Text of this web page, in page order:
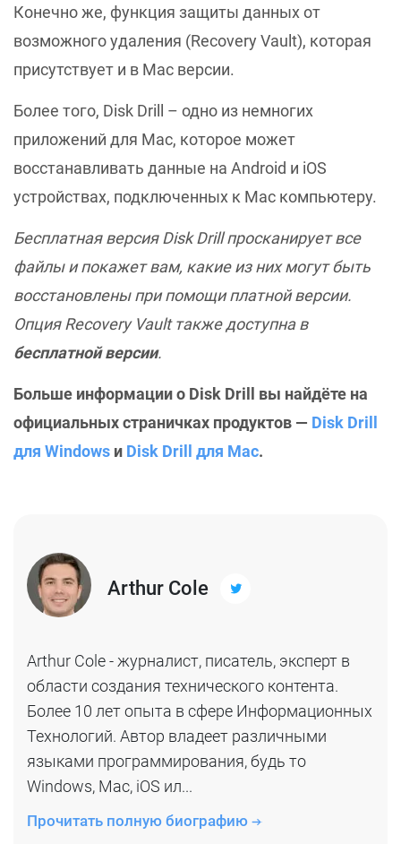
Конечно же, функция защиты данных от
возможного удаления (Recovery Vault), которая
присутствует и в Mac версии.
Более того, Disk Drill – одно из немногих
приложений для Mac, которое может
восстанавливать данные на Android и iOS
устройствах, подключенных к Mac компьютеру.
Бесплатная версия Disk Drill просканирует все
файлы и покажет вам, какие из них могут быть
восстановлены при помощи платной версии.
Опция Recovery Vault также доступна в
бесплатной версии.
Больше информации о Disk Drill вы найдёте на
официальных страничках продуктов — Disk Drill
для Windows и Disk Drill для Mac.
Arthur Cole
Arthur Cole - журналист, писатель, эксперт в
области создания технического контента.
Более 10 лет опыта в сфере Информационных
Технологий. Aвтор владеет различными
языками программирования, будь то
Windows, Mac, iOS ил...
Прочитать полную биографию